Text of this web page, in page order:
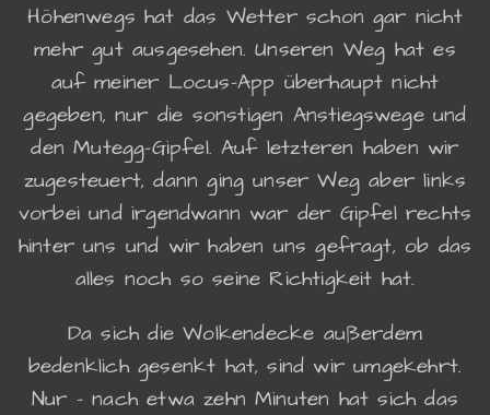
Höhenwegs hat das Wetter schon gar nicht
mehr gut ausgesehen. Unseren Weg hat es
auf meiner Locus-App überhaupt nicht
gegeben, nur die sonstigen Anstiegswege und
den Mutegg-Gipfel. Auf letzteren haben wir
zugesteuert, dann ging unser Weg aber links
vorbei und irgendwann war der Gipfel rechts
hinter uns und wir haben uns gefragt, ob das
alles noch so seine Richtigkeit hat.
Da sich die Wolkendecke außerdem
bedenklich gesenkt hat, sind wir umgekehrt.
Nur - nach etwa zehn Minuten hat sich das